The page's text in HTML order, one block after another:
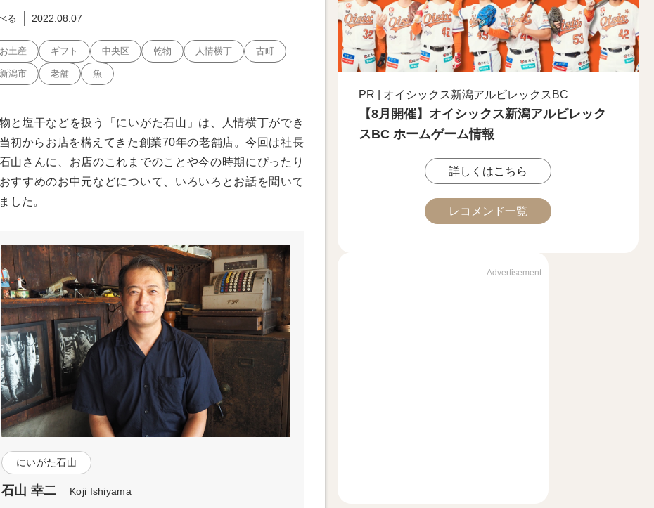
る 2022.08.07
お土産 ギフト 中央区 乾物 人情横丁 古町
新潟市 老舗 魚
と塩干などを扱う「にいがた石山」は、人情横丁ができ
初からお店を構えてきた創業70年の老舗店。今回は社長
山さんに、お店のこれまでのことや今の時期にぴったり
すすめのお中元などについて、いろいろとお話を聞いて
した。
にいがた石山
石山 幸二 Koji Ishiyama
PR | オイシックス新潟アルビレックスBC
【8月開催】オイシックス新潟アルビレック
スBC ホームゲーム情報
詳しくはこちら
レコメンド一覧
Advertisement